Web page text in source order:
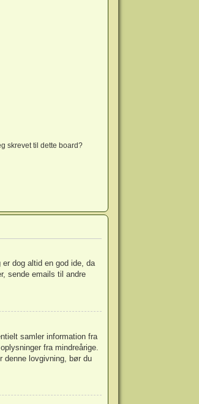
skrevet til dette board?
dog altid en god ide, da
sende emails til andre
samler information fra
fra mindreårige.
denne lovgivning, bør du